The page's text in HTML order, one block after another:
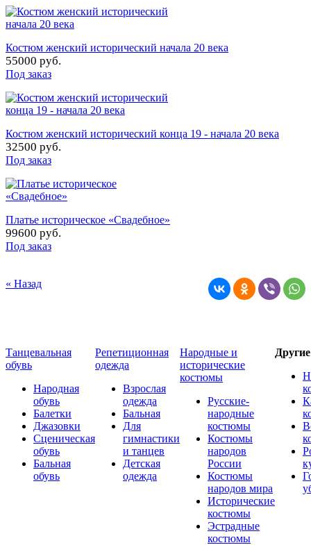
Костюм женский исторический начала 20 века
55000 руб.
Под заказ
Костюм женский исторический конца 19 - начала 20 века
32500 руб.
Под заказ
Платье историческое «Свадебное»
99600 руб.
Под заказ
« Назад
Танцевальная
обувь
Народная
обувь
Балетки
Джазовки
Сценическая
обувь
Бальная
обувь
Репетиционная
одежда
Взрослая
одежда
Бальная
Для
гимнастики
и танцев
Детская
одежда
Народные и
исторические
костюмы
Русские-
народные
костюмы
Костюмы
народов
России
Костюмы
народов мира
Исторические
костюмы
Эстрадные
костюмы